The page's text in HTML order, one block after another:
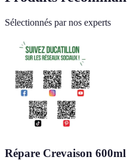
Sélectionnés par nos experts
Répare Crevaison